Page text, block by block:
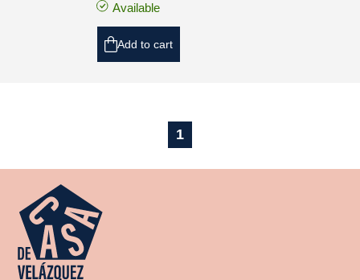
Available
Add to cart
1